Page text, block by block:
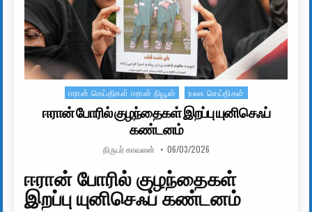
Posted in
ஈரான் செய்திகள் ஈரான் நியூஸ் உலக செய்திகள்
ஈரான் போரில் குழந்தைகள் இறப்பு யுனிசெஃப்
கண்டனம்
AUTHOR:
நிருபர் காவலன் PUBLISHED DATE:
06/03/2026
ஈரான் போரில் குழந்தைகள்
இறப்பு யுனிசெஃப் கண்டனம்